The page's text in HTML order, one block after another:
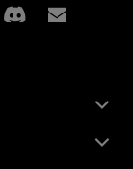
Facebook